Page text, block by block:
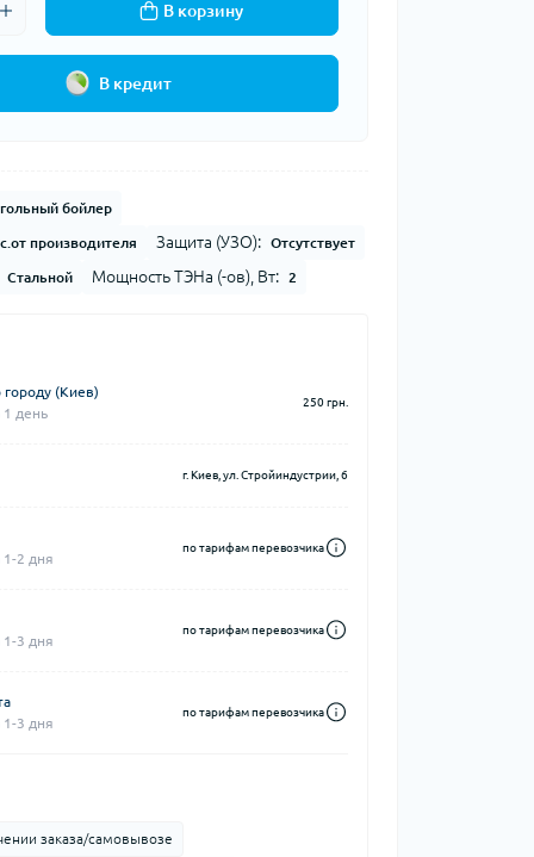
В корзину
В кредит
бойлер
производителя Защита (УЗО): Отсутствует
Стальной Мощность ТЭНа (-ов), Вт: 2
(Киев)
день
250 грн.
г. Киев, ул. Стройиндустрии, 6
1-2 дня
по тарифам перевозчика
1-3 дня
по тарифам перевозчика
1-3 дня
по тарифам перевозчика
заказа/самовывозе